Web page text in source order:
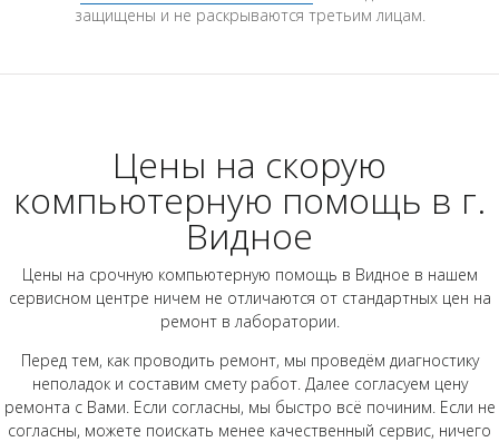
защищены и не раскрываются третьим лицам.
Цены на скорую
компьютерную помощь в г.
Видное
Цены на срочную компьютерную помощь в Видное в нашем
сервисном центре ничем не отличаются от стандартных цен на
ремонт в лаборатории.
Перед тем, как проводить ремонт, мы проведём диагностику
неполадок и составим смету работ. Далее согласуем цену
ремонта с Вами. Если согласны, мы быстро всё починим. Если не
согласны, можете поискать менее качественный сервис, ничего